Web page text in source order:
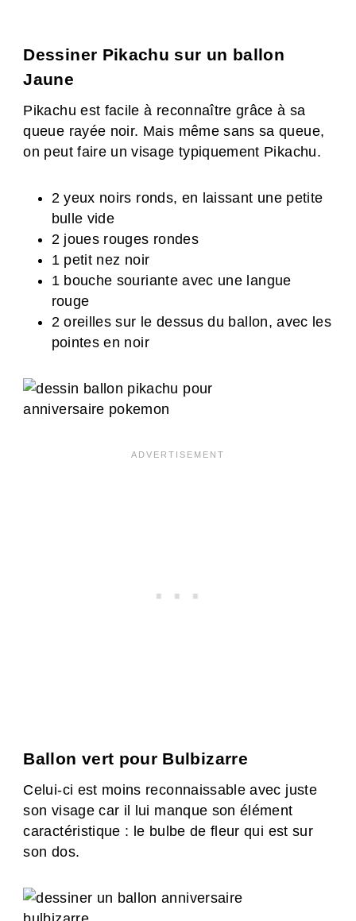
Dessiner Pikachu sur un ballon
Jaune
Pikachu est facile à reconnaître grâce à sa
queue rayée noir. Mais même sans sa queue,
on peut faire un visage typiquement Pikachu.
2 yeux noirs ronds, en laissant une petite
bulle vide
2 joues rouges rondes
1 petit nez noir
1 bouche souriante avec une langue
rouge
2 oreilles sur le dessus du ballon, avec les
pointes en noir
Ballon vert pour Bulbizarre
Celui-ci est moins reconnaissable avec juste
son visage car il lui manque son élément
caractéristique : le bulbe de fleur qui est sur
son dos.